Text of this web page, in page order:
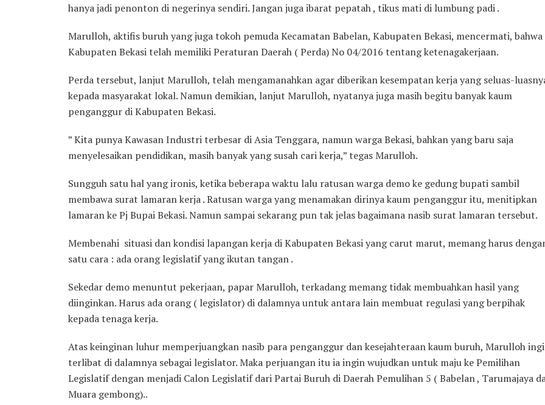
hanya jadi penonton di negerinya sendiri. Jangan juga ibarat pepatah , tikus mati di lumbung padi .
Marulloh, aktifis buruh yang juga tokoh pemuda Kecamatan Babelan, Kabupaten Bekasi, mencermati, bahwa
Kabupaten Bekasi telah memiliki Peraturan Daerah ( Perda) No 04/2016 tentang ketenagakerjaan.
Perda tersebut, lanjut Marulloh, telah mengamanahkan agar diberikan kesempatan kerja yang seluas-
kepada masyarakat lokal. Namun demikian, lanjut Marulloh, nyatanya juga masih begitu banyak kaum
penganggur di Kabupaten Bekasi.
” Kita punya Kawasan Industri terbesar di Asia Tenggara, namun warga Bekasi, bahkan yang baru saja
menyelesaikan pendidikan, masih banyak yang susah cari kerja,” tegas Marulloh.
Sungguh satu hal yang ironis, ketika beberapa waktu lalu ratusan warga demo ke gedung bupati sambil
membawa surat lamaran kerja . Ratusan warga yang menamakan dirinya kaum penganggur itu, menitipkan
lamaran ke Pj Bupai Bekasi. Namun sampai sekarang pun tak jelas bagaimana nasib surat lamaran tersebut.
Membenahi situasi dan kondisi lapangan kerja di Kabupaten Bekasi yang carut marut, memang harus
satu cara : ada orang legislatif yang ikutan tangan .
Sekedar demo menuntut pekerjaan, papar Marulloh, terkadang memang tidak membuahkan hasil yang
diinginkan. Harus ada orang ( legislator) di dalamnya untuk antara lain membuat regulasi yang berpihak
kepada tenaga kerja.
Atas keinginan luhur memperjuangkan nasib para penganggur dan kesejahteraan kaum buruh, Marulloh
terlibat di dalamnya sebagai legislator. Maka perjuangan itu ia ingin wujudkan untuk maju ke Pemilihan
Legislatif dengan menjadi Calon Legislatif dari Partai Buruh di Daerah Pemulihan 5 ( Babelan , Tarumajaya
Muara gembong)..